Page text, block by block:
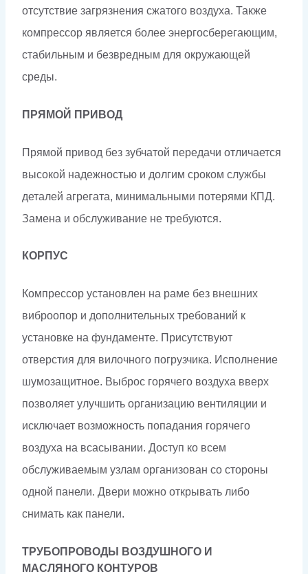
отсутствие загрязнения сжатого воздуха. Также
компрессор является более энергосберегающим,
стабильным и безвредным для окружающей
среды.
ПРЯМОЙ ПРИВОД
Прямой привод без зубчатой передачи отличается
высокой надежностью и долгим сроком службы
деталей агрегата, минимальными потерями КПД.
Замена и обслуживание не требуются.
КОРПУС
Компрессор установлен на раме без внешних
виброопор и дополнительных требований к
установке на фундаменте. Присутствуют
отверстия для вилочного погрузчика. Исполнение
шумозащитное. Выброс горячего воздуха вверх
позволяет улучшить организацию вентиляции и
исключает возможность попадания горячего
воздуха на всасывании. Доступ ко всем
обслуживаемым узлам организован со стороны
одной панели. Двери можно открывать либо
снимать как панели.
ТРУБОПРОВОДЫ ВОЗДУШНОГО И
МАСЛЯНОГО КОНТУРОВ